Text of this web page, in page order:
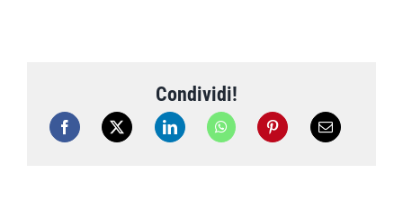
Condividi!